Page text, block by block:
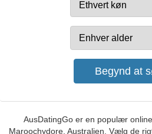
AusDatingGo er en populær
Maroochydore, Australien. Vælg de